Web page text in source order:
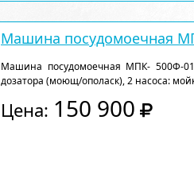
Машина посудомоечная
Машина посудомоечная МПК- 500Ф-
дозатора (моющ/ополаск), 2 насоса:
Цена: 150 900